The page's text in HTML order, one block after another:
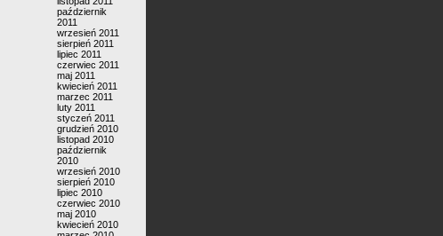
październik
2011
wrzesień 2011
sierpień 2011
lipiec 2011
czerwiec 2011
maj 2011
kwiecień 2011
marzec 2011
luty 2011
styczeń 2011
grudzień 2010
listopad 2010
październik
2010
wrzesień 2010
sierpień 2010
lipiec 2010
czerwiec 2010
maj 2010
kwiecień 2010